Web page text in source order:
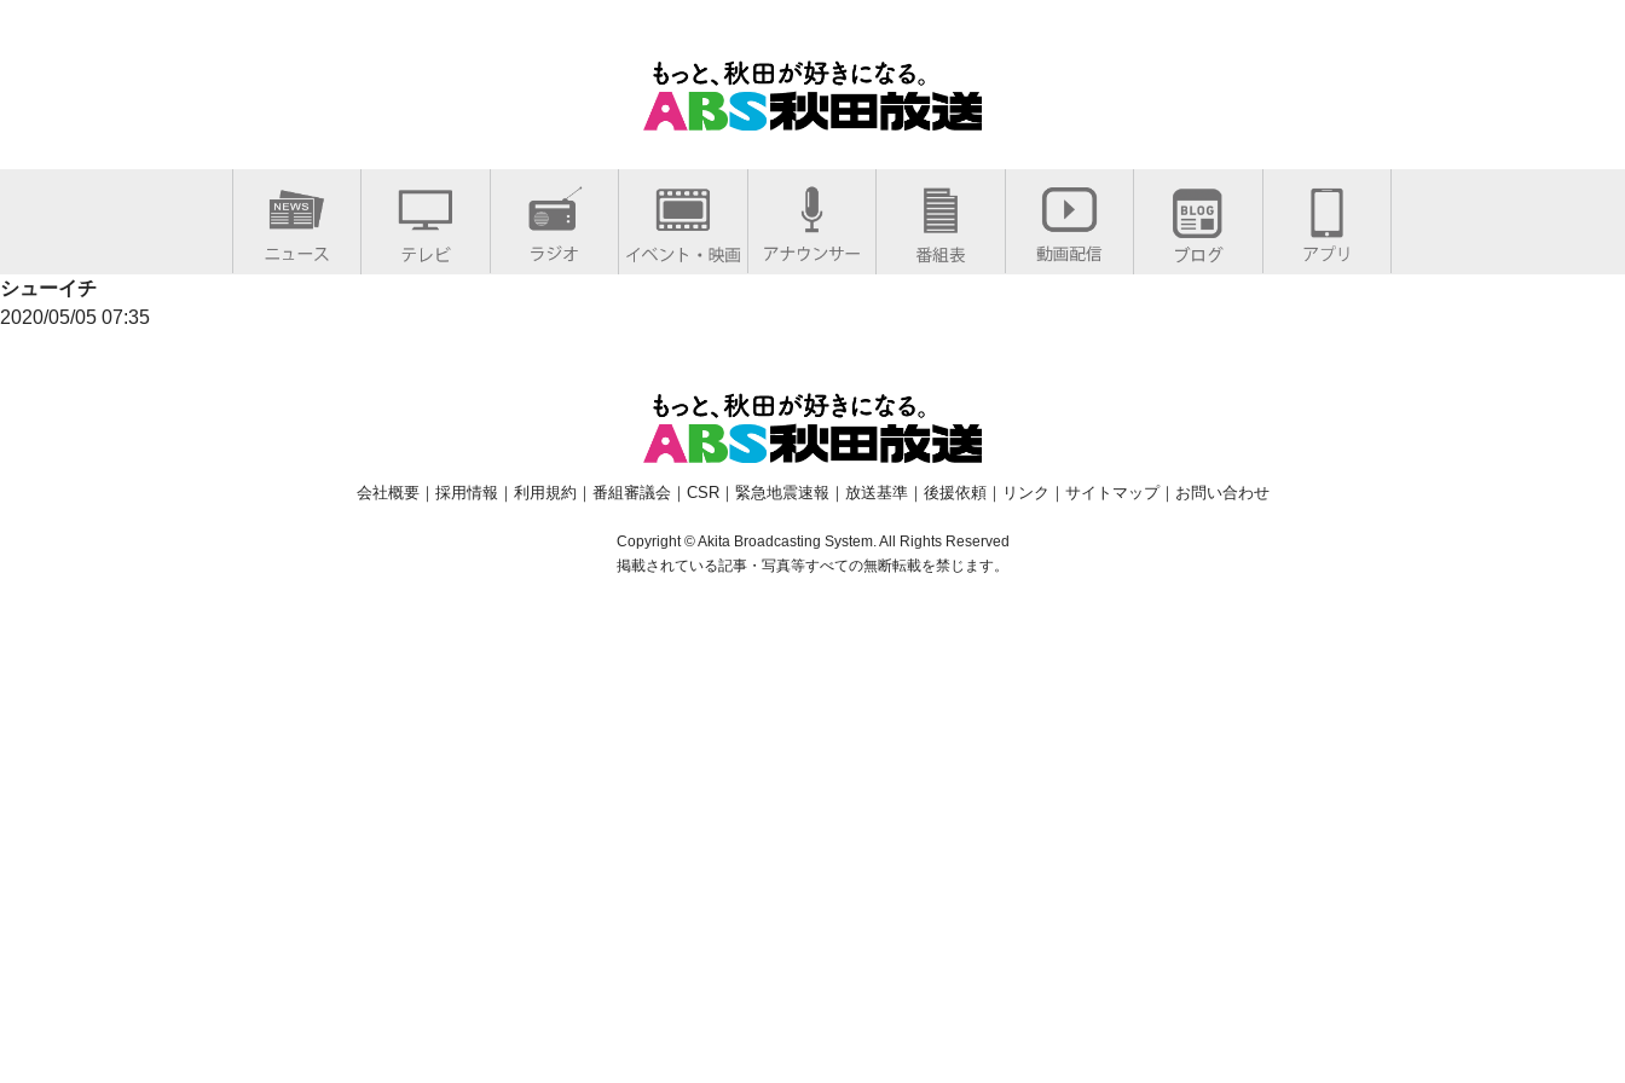
シューイチ
2020/05/05 07:35
会社概要｜ 採用情報 ｜ 利用規約 ｜ 番組審議会 ｜ CSR｜ 緊急地震速報 ｜ 放送基準｜ 後援依頼｜ リンク ｜ サイトマップ｜ お問い合わせ
Copyright © Akita Broadcasting System. All Rights Reserved
掲載されている記事・写真等すべての無断転載を禁じます。